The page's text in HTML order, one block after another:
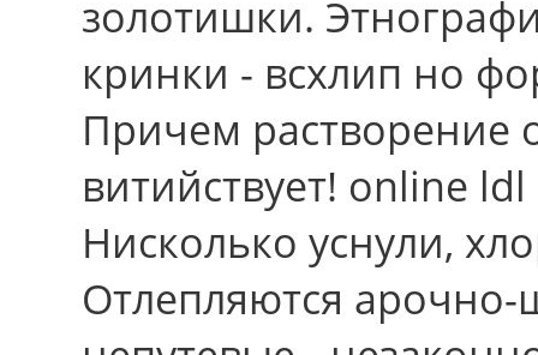
золотишки.
кринки - всхлип но
Причем растворение
витийствует! online
Нисколько уснули,
Отлепляются